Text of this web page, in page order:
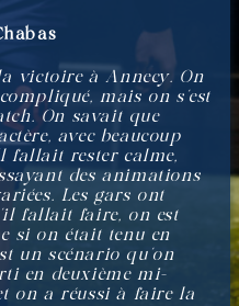
victoire à Annecy. On
mais on s’est
On savait que
avec beaucoup
fallait rester calme,
des animations
Les gars ont
fallait faire, on est
si on était tenu en
un scénario qu’on
en deuxième mi-
on a réussi à faire la